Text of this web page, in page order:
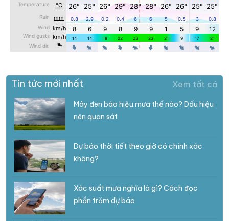
Tin tức mới nhất Xem tất cả
Mây đen báo hiệu mưa thế nào? Dấu hiệu
nên quan sát
Dự báo thời tiết theo giờ có chính xác
không?
Xác suất mưa nghĩa là gì? Cách đọc
phần trăm dự báo